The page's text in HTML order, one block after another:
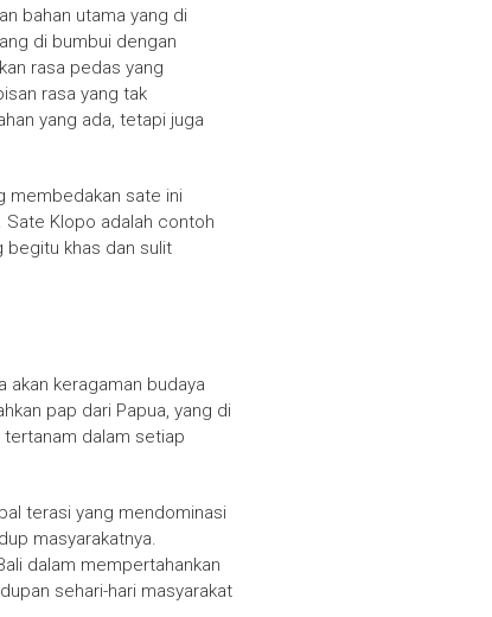
bahan utama yang di
di bumbui dengan
rasa pedas yang
rasa yang tak
yang ada, tetapi juga
membedakan sate ini
Sate Klopo adalah contoh
begitu khas dan sulit
akan keragaman budaya
pap dari Papua, yang di
dalam setiap
terasi yang mendominasi
masyarakatnya.
dalam mempertahankan
sehari-hari masyarakat